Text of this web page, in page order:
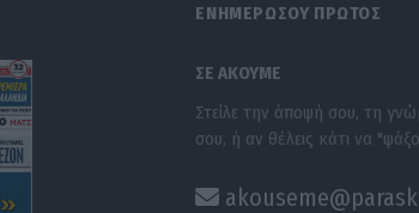
ΕΝΗΜΕΡΩΣΟΥ ΠΡΩΤΟΣ
ΣΕ ΑΚΟΥΜΕ
Στείλε την άποψή σου, τη
σου, ή αν θέλεις κάτι να